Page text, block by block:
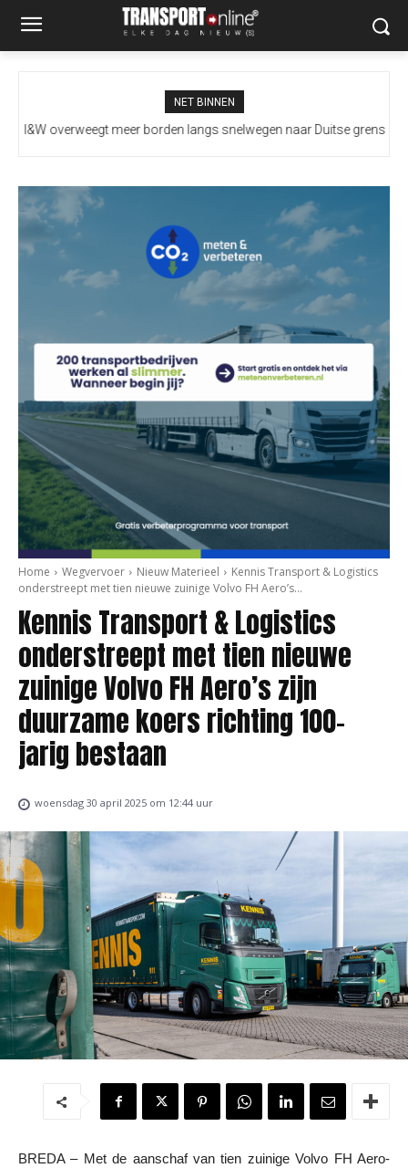
NET BINNEN
I&W overweegt meer borden langs snelwegen naar Duitse grens
Home Wegvervoer Nieuw Materieel
Kennis Transport & Logistics
onderstreept met tien nieuwe zuinige Volvo FH Aero’s...
Kennis Transport & Logistics
onderstreept met tien nieuwe
zuinige Volvo FH Aero’s zijn
duurzame koers richting 100-
jarig bestaan
woensdag 30 april 2025 om 12:44 uur
BREDA – Met de aanschaf van tien zuinige Volvo FH Aero-